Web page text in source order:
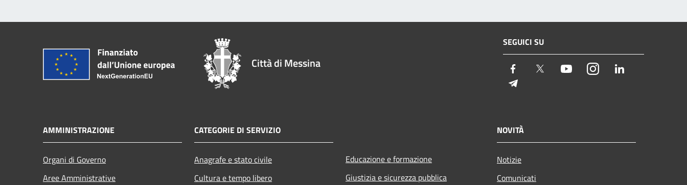
Città di Messina
SEGUICI SU
Facebook Twitter YoutubeInstagram
AMMINISTRAZIONE
Organi di Governo
Aree Amministrative
CATEGORIE DI SERVIZIO
Anagrafe e stato civile
Cultura e tempo libero
Educazione e formazione
Giustizia e sicurezza pubblica
NOVITÀ
Notizie
Comunicati